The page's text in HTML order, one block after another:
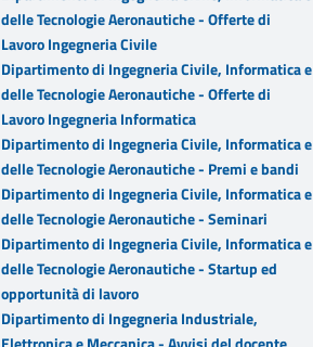
delle Tecnologie Aeronautiche - Offerte di
Lavoro Ingegneria Civile
Dipartimento di Ingegneria Civile, Informatica e
delle Tecnologie Aeronautiche - Offerte di
Lavoro Ingegneria Informatica
Dipartimento di Ingegneria Civile, Informatica e
delle Tecnologie Aeronautiche - Premi e bandi
Dipartimento di Ingegneria Civile, Informatica e
delle Tecnologie Aeronautiche - Seminari
Dipartimento di Ingegneria Civile, Informatica e
delle Tecnologie Aeronautiche - Startup ed
opportunità di lavoro
Dipartimento di Ingegneria Industriale,